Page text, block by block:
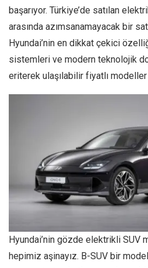
başarıyor. Türkiye’de satılan
arasında azımsanamayacak bir
Hyundai’nin en dikkat çekici
sistemleri ve modern teknolojik
eriterek ulaşılabilir fiyatlı
Hyundai’nin gözde elektrikli SUV
hepimiz aşinayız. B-SUV bir